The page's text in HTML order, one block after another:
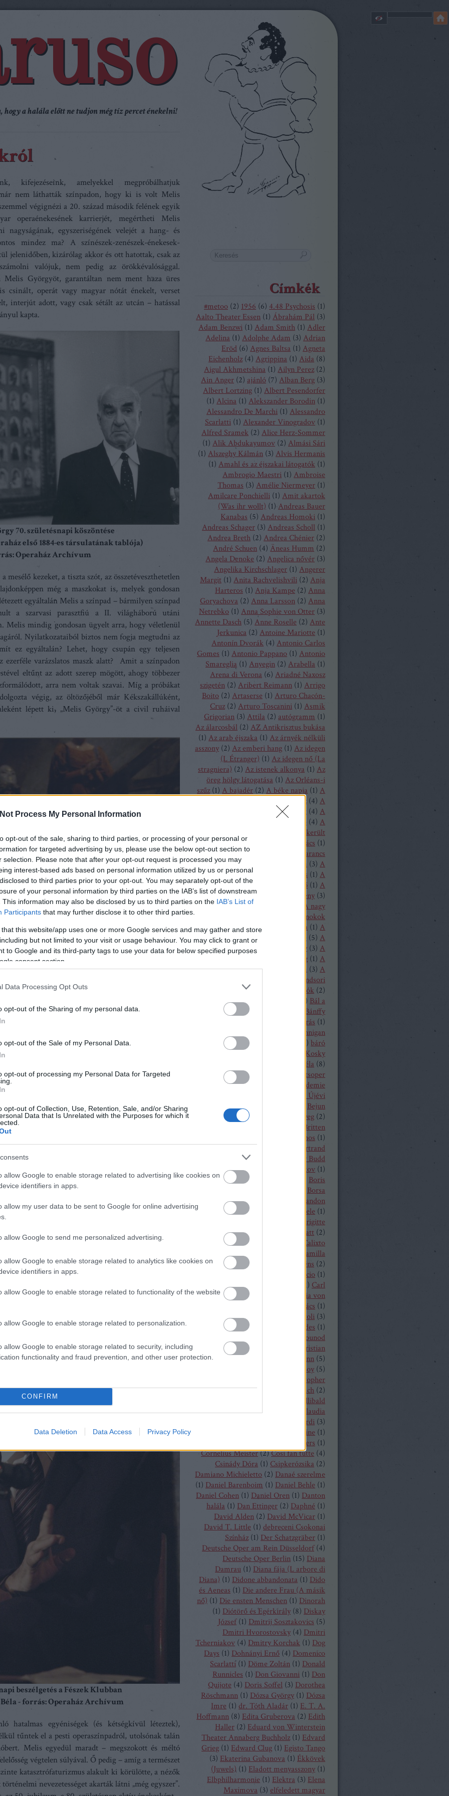
Process My Personal Information
opt-out of the sale, sharing to third parties, or processing of your personal or
for targeted advertising by us, please use the below opt-out section to
selection. Please note that after your opt-out request is processed you may
interest-based ads based on personal information utilized by us or personal
to third parties prior to your opt-out. You may separately opt-out of the
of your personal information by third parties on the IAB’s list of downstream
This information may also be disclosed by us to third parties on the IAB’s List of
Participants that may further disclose it to other third parties.
that this website/app uses one or more Google services and may gather and store
but not limited to your visit or usage behaviour. You may click to grant or
to Google and its third-party tags to use your data for below specified purposes
consent section.
Data Processing Opt Outs
opt-out of the Sharing of my personal data.
opt-out of the Sale of my Personal Data.
opt-out of processing my Personal Data for Targeted
opt-out of Collection, Use, Retention, Sale, and/or Sharing
Data that Is Unrelated with the Purposes for which it
allow Google to enable storage related to advertising like cookies on
identifiers in apps.
allow my user data to be sent to Google for online advertising
allow Google to send me personalized advertising.
allow Google to enable storage related to analytics like cookies on
identifiers in apps.
allow Google to enable storage related to functionality of the website
allow Google to enable storage related to personalization.
allow Google to enable storage related to security, including
functionality and fraud prevention, and other user protection.
CONFIRM
Data Deletion Data Access Privacy Policy
hogy a halála előtt ne tudjon még tíz percet énekelni!
kifejezéseink, amelyekkel megpróbálhatjuk
nem láthatták színpadon, hogy ki is volt Melis
végignézi a 20. század második felének egyik
operaénekesének karrierjét, megértheti Melis
nagyságának, egyszeriségének velejét a hang- és
mindez ma? A színészek-zenészek-énekesek-
jelenidőben, kizárólag akkor és ott hatottak, csak az
valójuk, nem pedig az örökkévalósággal.
Györgyöt, garantáltan nem ment haza üres
operát vagy magyar nótát énekelt, verset
interjút adott, vagy csak sétált az utcán – hatással
kapta.
70. születésnapi köszöntése
első 1884-es társulatának tablója)
Operaház Archívum
kezeket, a tiszta szót, az összetéveszthetetlen
még a maszkokat is, melyek gondosan
egyáltalán Melis a színpad – bármilyen színpad
a szarvasi parasztfiú a II. világháború utáni
Melis mindig gondosan ügyelt arra, hogy véletlenül
Nyilatkozataiból biztos nem fogja megtudni az
ez egyáltalán? Lehet, hogy csupán egy teljesen
ezerféle varázslatos maszk alatt? Amit a színpadon
eltűnt az adott szerep mögött, ahogy többezer
arra nem voltak szavai. Míg a próbákat
végig, az öltözőjéből már Kékszakállúként,
lépett ki, „Melis György”-öt a civil ruháival
Béla - forrás: Operaház Archívum
emelkedett ki a többiek közül, mikorra lett belőle
legenda, akinek megismertük. Őstehetség volt, a
taníthatatlan – s talán éppen ezért ő maga sem
csak rossz epigonok kerültek volna ki a
megismételhetetlent és átadhatatlant magával vitte.
nem is törekedett arra, hogy pótolják.
beszélgetés a Fészek Klubban
Béla - forrás: Operaház Archívum
hatalmas egyéniségek (és kétségkívül léteztek),
tűntek el a pesti operaszínpadról, utolsónak talán
Melis egyedül maradt – megszokott és méltó
végtelen súlyával. Ő pedig – amíg a természet
katasztrófaturizmus alakult ki körülötte, a nézők
nevezetességet akarták látni „még egyszer”.
Címkék
#metoo (2) 1956 (6) 4.48 Psychosis (1)
Aalto Theater Essen (1) Ábrahám Pál (3)
Adam Benzwi (1) Adam Smith (1) Adler
Adelina (1) Adolphe Adam (3) Adrian
Eröd (6) Agnes Baltsa (1) Agneta
Eichenholz (4) Agrippina (1) Aida (8)
Aigul Akhmetshina (1) Ailyn Perez (2)
Ain Anger (2) ajánló (7) Alban Berg (3)
Albert Lortzing (1) Albert Pesendorfer
(1) Alcina (1) Alekszander Borodin (1)
Alessandro De Marchi (1) Alessandro
Scarlatti (1) Alexander Vinogradov (1)
Alfred Sramek (2) Alice Herz-Sommer
(1) Alik Abdukayumov (2) Almási Sári
(1) Alszeghy Kálmán (3) Alvis Hermanis
(1) Amahl és az éjszakai látogatók (1)
Ambrogio Maestri (1) Ambroise
Thomas (3) Amélie Niermeyer (1)
Amilcare Ponchielli (1) Amit akartok
(Was ihr wollt) (1) Andreas Bauer
Kanabas (5) Andreas Homoki (1)
Andreas Schager (3) Andreas Scholl (1)
Andrea Breth (2) Andrea Chénier (2)
André Schuen (4) Äneas Humm (2)
Angela Denoke (2) Angelica nővér (3)
Angelika Kirchschlager (1) Angerer
Margit (1) Anita Rachvelishvili (2) Anja
Harteros (1) Anja Kampe (2) Anna
Goryachova (2) Anna Larsson (2) Anna
Netrebko (1) Anna Sophie von Otter (3)
Annette Dasch (5) Anne Roselle (2) Ante
Jerkunica (2) Antoine Mariotte (1)
Antonín Dvorák (4) Antonio Carlos
Gomes (1) Antonio Pappano (1) Antonio
Smareglia (1) Anyegin (2) Arabella (1)
Arena di Verona (6) Ariadné Naxosz
szigetén (2) Aribert Reimann (1) Arrigo
Boito (2) Artaserse (1) Arturo Chacón-
Cruz (2) Arturo Toscanini (1) Asmik
Grigorian (3) Attila (2) autógramm (1)
Az álarcosbál (2) AZ Antikrisztus bukása
(1) Az arab éjszaka (1) Az árnyék nélküli
asszony (2) Az emberi hang (1) Az idegen
(L Étranger) (1) Az idegen nő (La
stragniera) (2) Az istenek alkonya (1) Az
öreg hölgy látogatása (1) Az Orléans-i
szűz (1) A bajadér (2) A béke napja (1) A
A bűvös vadász (4) A
A csavar fordul egyet (4) A
(4) A
A félresikerült
menyasszonycsere
A genti kovács (1)
A hallgatag asszony
A három narancs
szerelmese
A hattyúk tava (3) A
holtak házából
A játékos (1) A
kaméliás hölgy
A kegyencnő (1) A
kékszakállú herceg vára
A köpeny (3)
A láng (1) A loudoni ördögök
A nagy
A nürnbergi mesterdalnokok
(2) A Nyugat lánya A próféta (1) A
puritánok (1) (5) A
rózsalovag (1)A sevillai borbély (3) A
A távoli hang (1) A
trubadúr(2)A varázsfuvola (3) A
A windsori
A zsidónő Bajazzók (2)
Balassa Sándor
) Bál a
Savoyban
Bánffy Katalin
Bánffy
Bánó András (1)
Barbara Hannigan
1 báró Orczy Bódog ) báró
Barrie Kosky
Bartók Béla (8)
Bartók Péter
(2
Bayerische Staatsoper
19)Bayerische Theaterakademie
Bécsi Újévi
Koncert(1)Bedrich Smetana
Bejun
Mehta
Békés András bélyeg (2)
Benjamin Britten
Berkes János (1)
Bertrand
beszámoló
Billy Budd
Birgit Nilsson Bogdan Volkov (1)
Bohémélet
( Borisz Godunov
Boris
Borsa
Miklós(1)
Brandon
Jovanovich
3) Bregenzer Festspiele (1)
Brigitte
Fassbaender
Brindley Sherratt (2)
Bubik Árpád
1)
Calixto
Cameron Shahbazi
Camilla
Nylund
) Camille Saint-Saëns (2)
Capriccio (1)
Cardillac(1 1) Carl
Heinrich Graun
Carl Maria von
Cár és ács (1)
Casa Verdi(3) Cecilia Bartoli (3)
Celeng Mária
Chabert ezredes (1)
Charles Gounod
Chrisopher Maltman
Christian
Christian Thielemann (5)
Christof Loy (5)
Christopher
Ventris(2)Christoph Eschenbach (2)
Christoph Willibald
Gluck(3)Claude Debussy
Claudia
Claudio Monteverdi (3)
Clémentine Margaine (1)
Corinne Winters (1)
Cornelius Meister(2)Cosi fan tutte (4)
Csinády Dóra (1) Csipkerózsika (2)
Damiano Michieletto (2) Danaé szerelme
(1) Daniel Barenboim (1) Daniel Behle (1)
Daniel Cohen (1) Daniel Oren (1) Danton
halála (1) Dan Ettinger (2) Daphné (1)
David Alden (2) David McVicar (1)
David T. Little (1) debreceni Csokonai
Színház (1) Der Schatzgräber (1)
Deutsche Oper am Rein Düsseldorf (4)
Deutsche Oper Berlin (15) Diana
Damrau (1) Diana fája (L arbore di
Diana) (1) Didone abbandonata (1) Dido
és Aeneas (1) Die andere Frau (A másik
nő) (1) Die ensten Menschen (1) Dinorah
(1) Diótörő és Egérkirály (8) Diskay
József (1) Dmitrij Sosztakovics (5)
Dmitri Hvorostovsky (4) Dmitri
Tcherniakov (4) Dmitry Korchak (1) Dog
Days (1) Dohnányi Ernő (4) Domenico
Scarlatti (1) Döme Zoltán (1) Donald
Runnicles (1) Don Giovanni (1) Don
Quijote (4) Doris Soffel (3) Dorothea
Röschmann (1) Dózsa György (1) Dózsa
Imre (1) dr. Tóth Aladár (1) E. T. A.
Hoffmann (8) Edita Gruberova (2) Edith
Haller (2) Eduard von Winterstein
Theater Annaberg Buchholz (1) Edvard
Grieg (1) Edward Clug (1) Egisto Tango
(3) Ekaterina Gubanova (1) Ékkövek
(Juwels) (1) Eladott menyasszony (1)
Elbphilharmonie (1) Elektra (3) Elena
Maximova (3) elfeledett magyar